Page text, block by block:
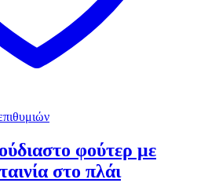
φούτερ με
στο πλάι